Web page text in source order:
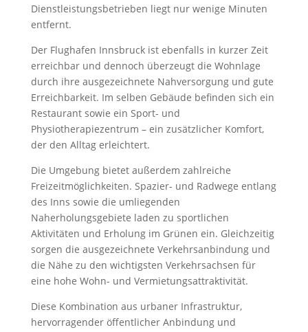
Dienstleistungsbetrieben liegt nur wenige Minuten
entfernt.
Der Flughafen Innsbruck ist ebenfalls in kurzer Zeit
erreichbar und dennoch überzeugt die Wohnlage
durch ihre ausgezeichnete Nahversorgung und gute
Erreichbarkeit. Im selben Gebäude befinden sich ein
Restaurant sowie ein Sport- und
Physiotherapiezentrum – ein zusätzlicher Komfort,
der den Alltag erleichtert.
Die Umgebung bietet außerdem zahlreiche
Freizeitmöglichkeiten. Spazier- und Radwege entlang
des Inns sowie die umliegenden
Naherholungsgebiete laden zu sportlichen
Aktivitäten und Erholung im Grünen ein. Gleichzeitig
sorgen die ausgezeichnete Verkehrsanbindung und
die Nähe zu den wichtigsten Verkehrsachsen für
eine hohe Wohn- und Vermietungsattraktivität.
Diese Kombination aus urbaner Infrastruktur,
hervorragender öffentlicher Anbindung und